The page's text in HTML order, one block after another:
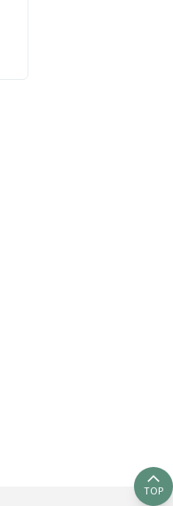
TOP